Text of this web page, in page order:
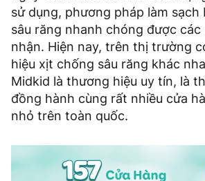
sử dụng, phương pháp làm
sâu răng nhanh chóng được
nhận. Hiện nay, trên thị trường
hiệu xịt chống sâu răng khác
Midkid là thương hiệu uy tín, là
đồng hành cùng rất nhiều cửa
nhỏ trên toàn quốc.